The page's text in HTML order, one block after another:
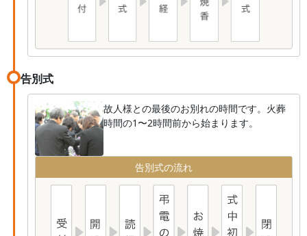
告別式
故人様との最後のお別れの時間です。火葬
時間の1〜2時間前から始まります。
告別式の流れ